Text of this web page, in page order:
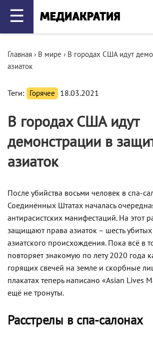
☰
Главная › В мире › В городах США идут
азиаток
Теги: Горячее 18.03.2021
В городах США идут
демонстрации в
азиаток
После убийства восьми человек в спа-
Соединённых Штатах началась
антирасистских манифестаций. На этот
защищают права азиаток – шесть
азиатского происхождения. Пока всё в
повторяет знакомую по лету 2020 года
горящих свечей на земле и скорбные
плакатах теперь написано «Asian Lives
ещё не тронуты.
Расстрелы в спа-салонах